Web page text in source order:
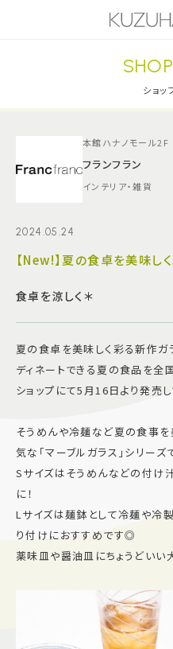
年中無休平 日
※店舗
ショッ
グル
施
アクセ
よくあるご質問
Follow US
ショッ
本館ハナノモール2F
フランフラン
インテリア・雑貨
2024.05.24
【New!】夏の食卓を美味し
食卓を涼しく＊
夏の食卓を美味しく彩る新作ガ
ディネートできる夏の食品を
ショップにて5月16日より発売し
そうめんや冷麺など夏の食事
気な「マーブルガラス」シリーズ
Sサイズはそうめんなどの付け
に！
Lサイズは麺鉢として冷麺や冷
り付けにおすすめです◎
薬味皿や醤油皿にちょうどいい